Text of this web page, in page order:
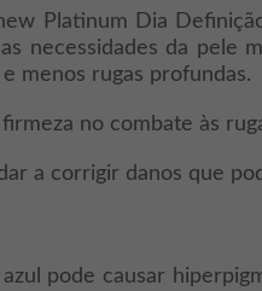
Platinum Dia
necessidades da pele
menos rugas profundas.
no combate às
a corrigir danos que
pode causar